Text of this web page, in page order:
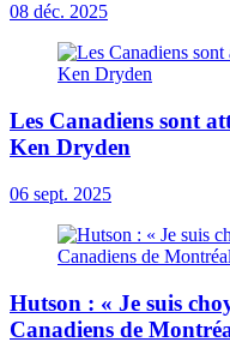
08 déc. 2025
Les Canadiens sont
Ken Dryden
06 sept. 2025
Hutson : « Je suis
Canadiens de